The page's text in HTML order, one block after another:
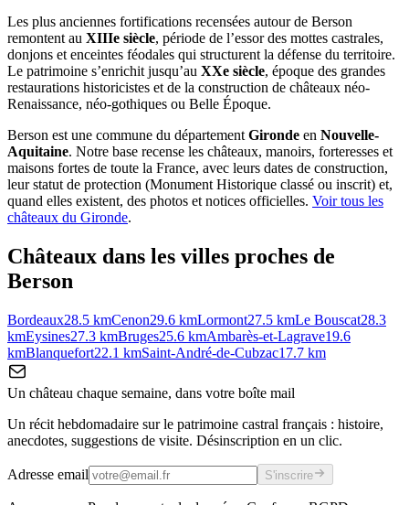
Les plus anciennes fortifications recensées autour de Berson
remontent au XIIIe siècle, période de l’essor des mottes castrales,
donjons et enceintes féodales qui structurent la défense du territoire.
Le patrimoine s’enrichit jusqu’au XXe siècle, époque des grandes
restaurations historicistes et de la construction de châteaux néo-
Renaissance, néo-gothiques ou Belle Époque.
Berson est une commune du départementGironde en Nouvelle-
Aquitaine. Notre base recense les châteaux, manoirs, forteresses et
maisons fortes de toute la France, avec leurs dates de construction,
leur statut de protection (Monument Historique classé ou inscrit) et,
quand elles existent, des photos et notices officielles. Voir tous les
châteaux du Gironde.
Châteaux dans les villes proches de
Berson
Bordeaux28.5 kmCenon29.6 kmLormont27.5 kmLe Bouscat28.3
kmEysines27.3 kmBruges25.6 kmAmbarès-et-Lagrave19.6
kmBlanquefort22.1 kmSaint-André-de-Cubzac17.7 km
Un château chaque semaine, dans votre boîte mail
Un récit hebdomadaire sur le patrimoine castral français : histoire,
anecdotes, suggestions de visite. Désinscription en un clic.
Adresse email S'inscrire